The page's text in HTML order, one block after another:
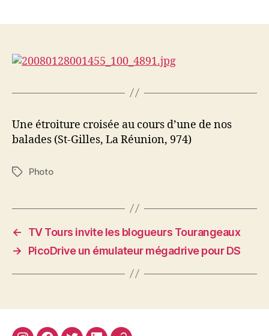
Une étroiture croisée au cours d’une de nos
balades (St-Gilles, La Réunion, 974)
Étiquettes
Photo
←
TV Tours invite les blogueurs Tourangeaux
→
PicoDrive un émulateur mégadrive pour DS